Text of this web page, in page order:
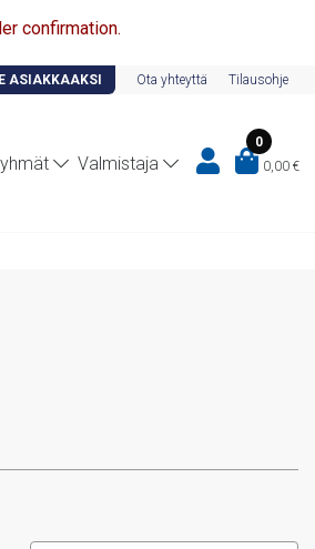
confirmation.
ASIAKKAAKSI Ota yhteyttä Tilausohje
Valmistaja
0
0,00 €